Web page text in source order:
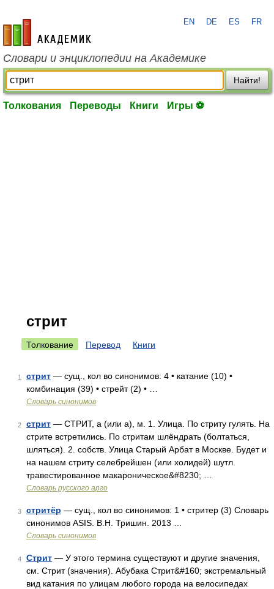
academic.ru
EN DE ES FR
Словари и энциклопедии на Академике
Найти!
Толкования Переводы Книги Игры ⚽
стрит
Толкование Перевод Книги
1 стрит — сущ., кол во синонимов: 4 • катание (10) •
комбинация (39) • стрейт (2) • …
Словарь синонимов
2 стрит — СТРИТ, а (или а), м. 1. Улица. По стриту гулять. На
стрите встретились. По стритам шлёндрать (болтаться,
шляться). 2. собств. Улица Старый Арбат в Москве. Будет и
на нашем стриту селебрейшен (или холидей) шутл.
травестированное макароническое&#8230; …
Словарь русского арго
3 стритёр — сущ., кол во синонимов: 1 • стритер (3) Словарь
синонимов ASIS. В.Н. Тришин. 2013 …
Словарь синонимов
4 Стрит — У этого термина существуют и другие значения,
см. Стрит (значения). Абубака Стрит&#160; экстремальный
вид катания по улицам любого города на велосипедах